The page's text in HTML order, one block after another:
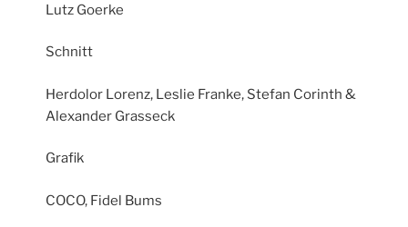
Lutz Goerke
Schnitt
Herdolor Lorenz, Leslie Franke, Stefan Corinth &
Alexander Grasseck
Grafik
COCO, Fidel Bums